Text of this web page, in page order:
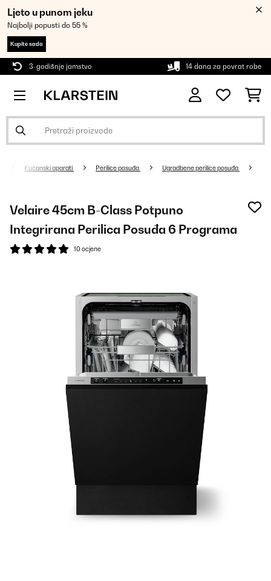
Ljeto u punom jeku
Najbolji popusti do 55 %
Kupite sada
3-godišnje jamstvo 14 dana za povrat robe
Kućanski aparati Perilice posuđa Ugradbene perilice posuđa
Velaire 45cm B-Class Potpuno
Integrirana Perilica Posuđa 6 Programa
10 ocjene